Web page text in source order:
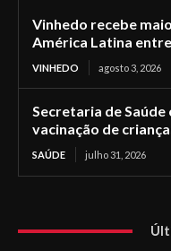
Vinhedo recebe
América Latina
VINHEDO agosto 3, 2026
Secretaria de
vacinação de
SAÚDE julho 31, 2026